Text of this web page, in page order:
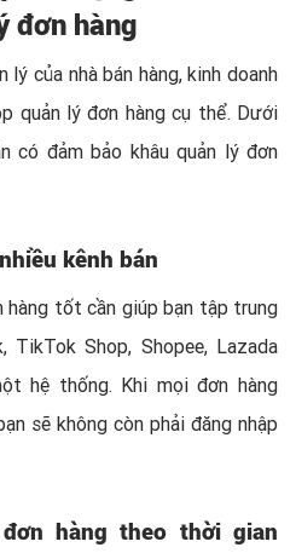
đơn hàng
lý của nhà bán hàng, kinh doanh
quản lý đơn hàng cụ thể. Dưới
có đảm bảo khâu quản lý đơn
kênh bán
hàng tốt cần giúp bạn tập trung
Shop, Shopee, Lazada
hệ thống. Khi mọi đơn hàng
sẽ không còn phải đăng nhập
hàng theo thời gian